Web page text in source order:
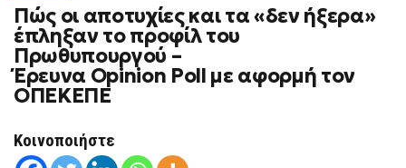
Πώς οι αποτυχίες και τα «δεν ήξερα»
έπληξαν το προφίλ του
Πρωθυπουργού –
Έρευνα Opinion Poll με αφορμή τον
ΟΠΕΚΕΠΕ
Κοινοποιήστε